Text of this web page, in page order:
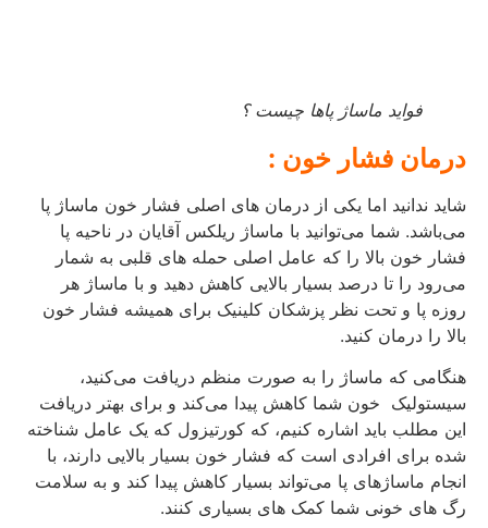
فواید ماساژ پاها چیست ؟
درمان فشار خون :
شاید ندانید اما یکی از درمان های اصلی فشار خون ماساژ پا
می‌باشد. شما می‌توانید با ماساژ ریلکس آقایان در ناحیه پا
فشار خون بالا را که عامل اصلی حمله‌ های قلبی به شمار
می‌رود را تا درصد بسیار بالایی کاهش دهید و با ماساژ هر
روزه پا و تحت نظر پزشکان کلینیک برای همیشه فشار خون
بالا را درمان کنید.
هنگامی که ماساژ را به‌ صورت منظم دریافت می‌کنید،
سیستولیک خون شما کاهش پیدا می‌کند و برای بهتر دریافت
این مطلب باید اشاره کنیم، که کورتیزول که یک عامل شناخته‌
شده برای افرادی است که فشار خون بسیار بالایی دارند، با
انجام ماساژهای پا می‌تواند بسیار کاهش پیدا کند و به سلامت
رگ‌ های خونی شما کمک‌ های بسیاری کنند.